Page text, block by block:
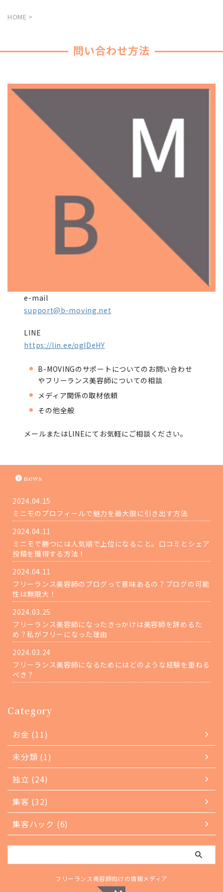
HOME >
問い合わせ方法
e-mail
support@b-moving.net
LINE
https://lin.ee/ogIDeHY
B-MOVINGのサポートについてのお問い合わせ
やフリーランス美容師についての相談
メディア関係の取材依頼
その他全般
メールまたはLINEにてお気軽にご相談ください。
news
2024.04.15
ミニモのプロフィールで魅力を最大限に引き出す方法
2024.04.11
ミニモで勝つには人気順で上位になること。口コミとシェア
投稿を獲得する方法！
2024.04.11
フリーランス美容師のブログって意味あるの？ブログの可能
性は無限大！
2024.03.25
フリーランス美容師になったきっかけは美容師を辞めるた
め？私がフリーになった理由
2024.03.24
フリーランス美容師になるためにはどのような経験を重ねる
べき？
Category
お金 (11)
未分類 (1)
独立 (24)
集客 (32)
集客ハック (6)
フリーランス美容師向けの情報メディア